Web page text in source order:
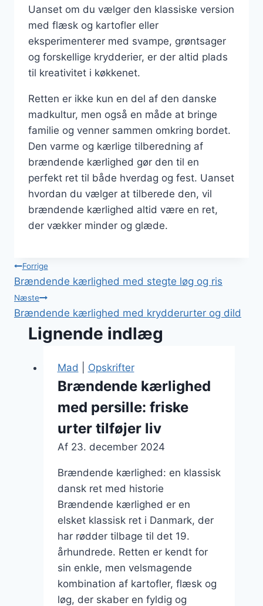
Uanset om du vælger den klassiske version
med flæsk og kartofler eller
eksperimenterer med svampe, grøntsager
og forskellige krydderier, er der altid plads
til kreativitet i køkkenet.
Retten er ikke kun en del af den danske
madkultur, men også en måde at bringe
familie og venner sammen omkring bordet.
Den varme og kærlige tilberedning af
brændende kærlighed gør den til en
perfekt ret til både hverdag og fest. Uanset
hvordan du vælger at tilberede den, vil
brændende kærlighed altid være en ret,
der vækker minder og glæde.
Indlægsnavigation
Forrige
Brændende kærlighed med stegte løg og ris
Næste
Brændende kærlighed med krydderurter og dild
Lignende indlæg
Mad Opskrifter
Brændende kærlighed
med persille: friske
urter tilføjer liv
Af 23. december 2024
Brændende kærlighed: en klassisk
dansk ret med historie
Brændende kærlighed er en
elsket klassisk ret i Danmark, der
har rødder tilbage til det 19.
århundrede. Retten er kendt for
sin enkle, men velsmagende
kombination af kartofler, flæsk og
løg, der skaber en fyldig og